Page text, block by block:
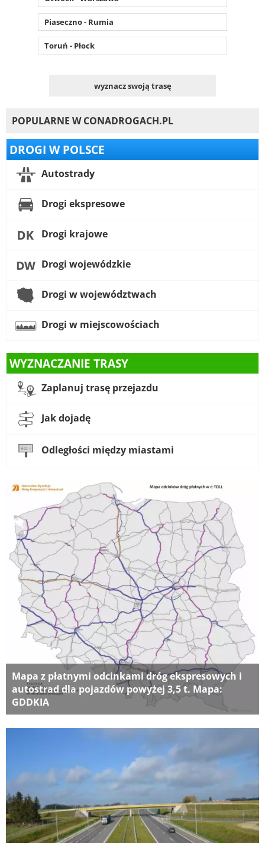
Piaseczno - Rumia
Toruń - Płock
wyznacz swoją trasę
POPULARNE W CONADROGACH.PL
DROGI W POLSCE
Autostrady
Drogi ekspresowe
Drogi krajowe
Drogi wojewódzkie
Drogi w województwach
Drogi w miejscowościach
WYZNACZANIE TRASY
Zaplanuj trasę przejazdu
Jak dojadę
Odległości między miastami
Mapa z płatnymi odcinkami dróg ekspresowych i
autostrad dla pojazdów powyżej 3,5 t. Mapa:
GDDKIA